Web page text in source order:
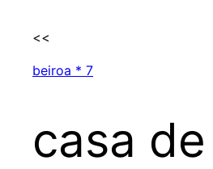
<<
beiroa * 7
casa